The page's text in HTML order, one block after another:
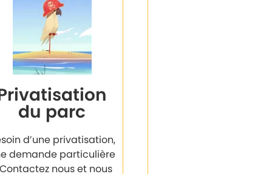
du parc
d’une privatisation,
demande particulière
nous et nous